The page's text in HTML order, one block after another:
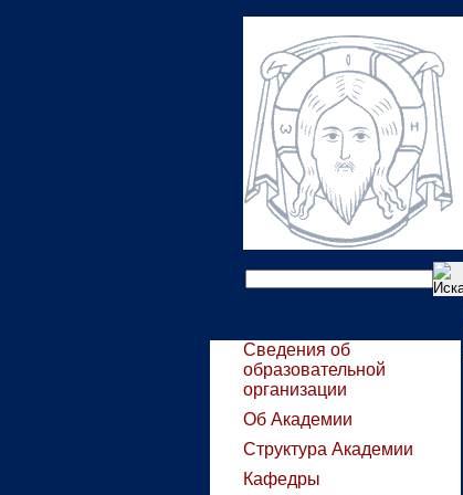
Сведения об
образовательной
организации
Об Академии
Структура Академии
Кафедры